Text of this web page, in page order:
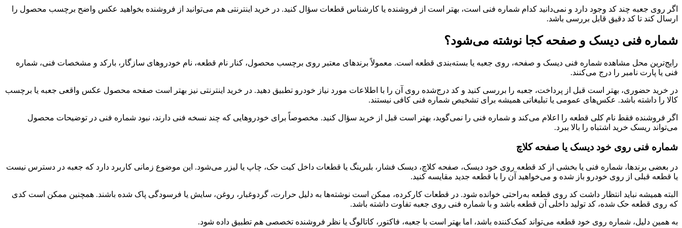
اگر روی جعبه چند کد وجود دارد و نمی‌دانید کدام شماره فنی است، بهتر است از فروشنده یا کارشناس قطعات سؤال کنید. در خرید اینترنتی هم می‌توانید از فروشنده بخواهید عکس واضح برچسب محصول را
ارسال کند تا کد دقیق قابل بررسی باشد.
شماره فنی دیسک و صفحه کجا نوشته می‌شود؟
رایج‌ترین محل مشاهده شماره فنی دیسک و صفحه، روی جعبه یا بسته‌بندی قطعه است. معمولاً برندهای معتبر روی برچسب محصول، کنار نام قطعه، نام خودروهای سازگار، بارکد و مشخصات فنی، شماره
فنی یا پارت نامبر را درج می‌کنند.
در خرید حضوری، بهتر است قبل از پرداخت، جعبه را بررسی کنید و کد درج‌شده روی آن را با اطلاعات مورد نیاز خودرو تطبیق دهید. در خرید اینترنتی نیز بهتر است صفحه محصول عکس واقعی جعبه یا برچسب
کالا را داشته باشد. عکس‌های عمومی یا تبلیغاتی همیشه برای تشخیص شماره فنی کافی نیستند.
اگر فروشنده فقط نام کلی قطعه را اعلام می‌کند و شماره فنی را نمی‌گوید، بهتر است قبل از خرید سؤال کنید. مخصوصاً برای خودروهایی که چند نسخه فنی دارند، نبود شماره فنی در توضیحات محصول
می‌تواند ریسک خرید اشتباه را بالا ببرد.
شماره فنی روی خود دیسک یا صفحه کلاچ
در بعضی برندها، شماره فنی یا بخشی از کد قطعه روی خود دیسک، صفحه کلاچ، دیسک فشار، بلبرینگ یا قطعات داخل کیت حک، چاپ یا لیزر می‌شود. این موضوع زمانی کاربرد دارد که جعبه در دسترس نیست
یا قطعه قبلی از روی خودرو باز شده و می‌خواهید آن را با قطعه جدید مقایسه کنید.
البته همیشه نباید انتظار داشت کد روی قطعه به‌راحتی خوانده شود. در قطعات کارکرده، ممکن است نوشته‌ها به دلیل حرارت، گردوغبار، روغن، سایش یا فرسودگی پاک شده باشند. همچنین ممکن است کدی
که روی قطعه حک شده، کد تولید داخلی آن قطعه باشد و با شماره فنی روی جعبه تفاوت داشته باشد.
به همین دلیل، شماره روی خود قطعه می‌تواند کمک‌کننده باشد، اما بهتر است با جعبه، فاکتور، کاتالوگ یا نظر فروشنده تخصصی هم تطبیق داده شود.